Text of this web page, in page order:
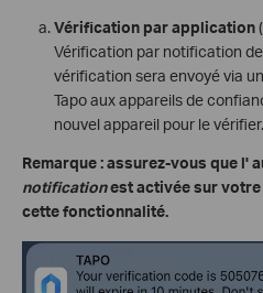
Vérification par application
Vérification par notification
vérification sera envoyé via
Tapo aux appareils de
nouvel appareil pour le vérifier.
Remarque : assurez-vous que l'
notificationest activée sur
cette fonctionnalité.